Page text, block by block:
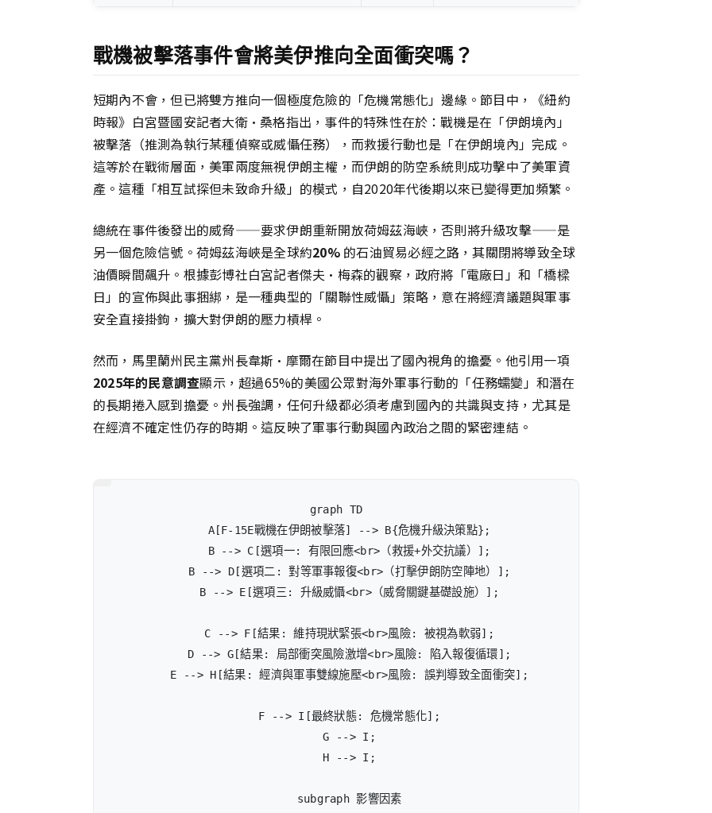
戰機被擊落事件會將美伊推向全面衝突嗎？
短期內不會，但已將雙方推向一個極度危險的「危機常態化」邊緣。節目中，《紐約
時報》白宮暨國安記者大衛·桑格指出，事件的特殊性在於：戰機是在「伊朗境內」
被擊落（推測為執行某種偵察或威懾任務），而救援行動也是「在伊朗境內」完成。
這等於在戰術層面，美軍兩度無視伊朗主權，而伊朗的防空系統則成功擊中了美軍資
產。這種「相互試探但未致命升級」的模式，自2020年代後期以來已變得更加頻繁。
總統在事件後發出的威脅——要求伊朗重新開放荷姆茲海峽，否則將升級攻擊——是
另一個危險信號。荷姆茲海峽是全球約20%的石油貿易必經之路，其關閉將導致全球
油價瞬間飆升。根據彭博社白宮記者傑夫·梅森的觀察，政府將「電廠日」和「橋樑
日」的宣佈與此事捆綁，是一種典型的「關聯性威懾」策略，意在將經濟議題與軍事
安全直接掛鉤，擴大對伊朗的壓力槓桿。
然而，馬里蘭州民主黨州長韋斯·摩爾在節目中提出了國內視角的擔憂。他引用一項
2025年的民意調查顯示，超過65%的美國公眾對海外軍事行動的「任務蠕變」和潛在
的長期捲入感到擔憂。州長強調，任何升級都必須考慮到國內的共識與支持，尤其是
在經濟不確定性仍存的時期。這反映了軍事行動與國內政治之間的緊密連結。
graph TD
    A[F-15E戰機在伊朗被擊落] --> B{危機升級決策點};
    B --> C[選項一: 有限回應<br>（救援+外交抗議）];
    B --> D[選項二: 對等軍事報復<br>（打擊伊朗防空陣地）];
    B --> E[選項三: 升級威懾<br>（威脅關鍵基礎設施）];
    C --> F[結果: 維持現狀緊張<br>風險: 被視為軟弱];
    D --> G[結果: 局部衝突風險激增<br>風險: 陷入報復循環];
    E --> H[結果: 經濟與軍事雙線施壓<br>風險: 誤判導致全面衝突];
    F --> I[最終狀態: 危機常態化];
    G --> I;
    H --> I;
    subgraph 影響因素